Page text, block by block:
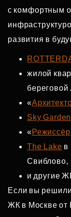
с комфортным
развития в
жилой
береговой
«
Sky Garden
«Режиссёр
The Lake в
Свиблово,
и другие
Если вы решили
ЖК в Москве от